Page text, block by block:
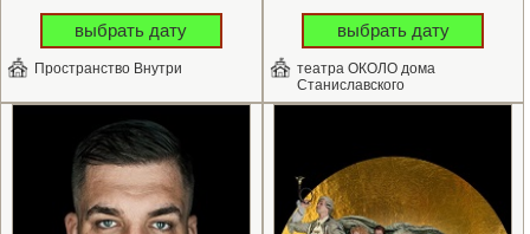
выбрать дату
Пространство Внутри
выбрать дату
театра ОКОЛО дома
Станиславского